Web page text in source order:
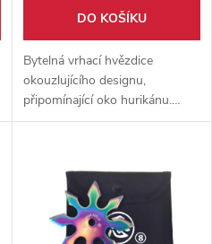
DO KOŠÍKU
Bytelná vrhací hvězdice
okouzlujícího designu,
připomínající oko hurikánu.
Šesticípí nástroj o průměru 9,8